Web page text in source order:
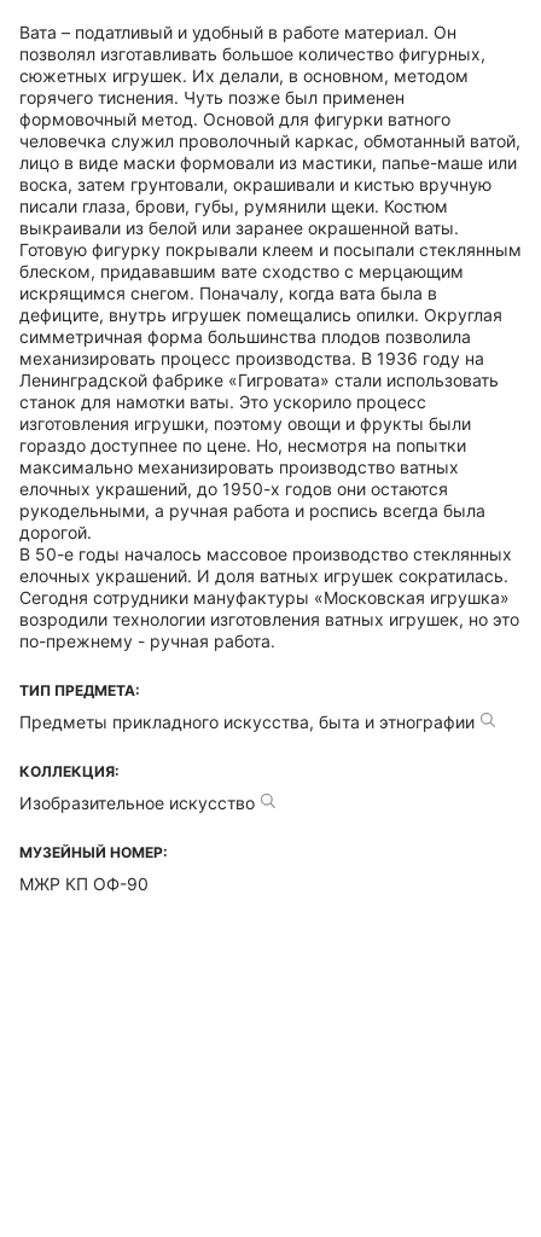
Вата – податливый и удобный в работе материал. Он
позволял изготавливать большое количество фигурных,
сюжетных игрушек. Их делали, в основном, методом
горячего тиснения. Чуть позже был применен
формовочный метод. Основой для фигурки ватного
человечка служил проволочный каркас, обмотанный ватой,
лицо в виде маски формовали из мастики, папье-маше или
воска, затем грунтовали, окрашивали и кистью вручную
писали глаза, брови, губы, румянили щеки. Костюм
выкраивали из белой или заранее окрашенной ваты.
Готовую фигурку покрывали клеем и посыпали стеклянным
блеском, придававшим вате сходство с мерцающим
искрящимся снегом. Поначалу, когда вата была в
дефиците, внутрь игрушек помещались опилки. Округлая
симметричная форма большинства плодов позволила
механизировать процесс производства. В 1936 году на
Ленинградской фабрике «Гигровата» стали использовать
станок для намотки ваты. Это ускорило процесс
изготовления игрушки, поэтому овощи и фрукты были
гораздо доступнее по цене. Но, несмотря на попытки
максимально механизировать производство ватных
елочных украшений, до 1950-х годов они остаются
рукодельными, а ручная работа и роспись всегда была
дорогой.
В 50-е годы началось массовое производство стеклянных
елочных украшений. И доля ватных игрушек сократилась.
Сегодня сотрудники мануфактуры «Московская игрушка»
возродили технологии изготовления ватных игрушек, но это
по-прежнему - ручная работа.
ТИП ПРЕДМЕТА:
Предметы прикладного искусства, быта и этнографии
КОЛЛЕКЦИЯ:
Изобразительное искусство
МУЗЕЙНЫЙ НОМЕР:
МЖР КП ОФ-90